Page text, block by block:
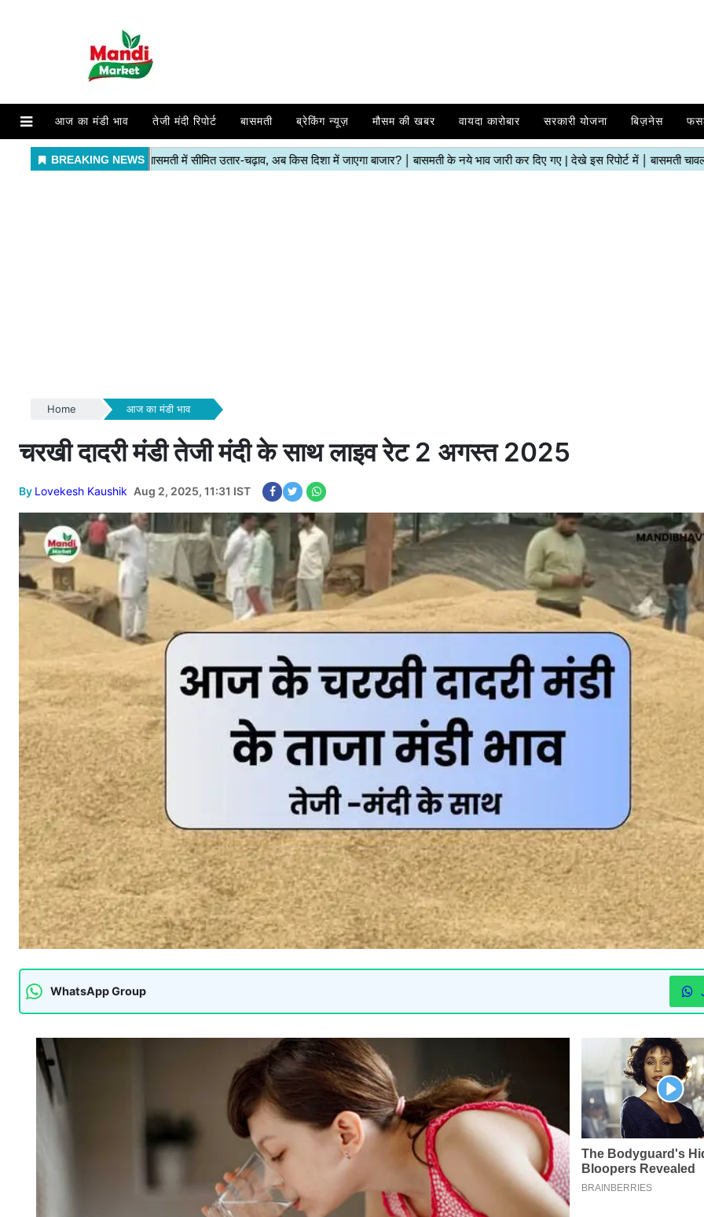
आज का मंडी भाव तेजी मंदी रिपोर्ट बासमती ब्रेकिंग न्यूज़ मौसम की खबर वायदा कारोबार सरकारी योजना बिज़नेस
Home आज का मंडी भाव
चरखी दादरी मंडी तेजी मंदी के साथ लाइव रेट 2 अगस्त 2025
By Lovekesh Kaushik Aug 2, 2025, 11:31 IST
WhatsApp Group